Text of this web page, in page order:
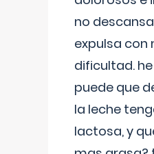
no
expulsa con
dificultad.
puede que
la leche
lactosa, y